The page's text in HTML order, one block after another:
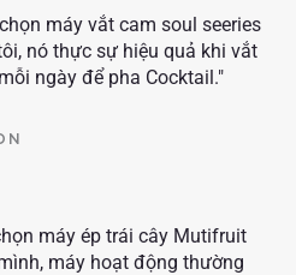
máy vắt cam soul seeries
nó thực sự hiệu quả khi vắt
ngày để pha Cocktail."
máy ép trái cây Mutifruit
máy hoạt động thường